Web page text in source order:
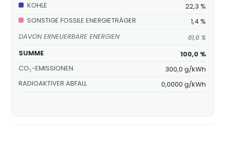
KOHLE
22,3 %
SONSTIGE FOSSILE ENERGIETRÄGER
1,4 %
DAVON ERNEUERBARE ENERGIEN
61,6 %
SUMME
100,0 %
CO₂-EMISSIONEN
300,0 g/kWh
RADIOAKTIVER ABFALL
0,0000 g/kWh